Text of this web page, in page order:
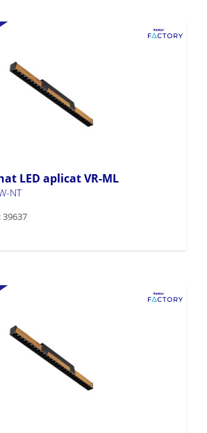
LED aplicat VR-ML
NT